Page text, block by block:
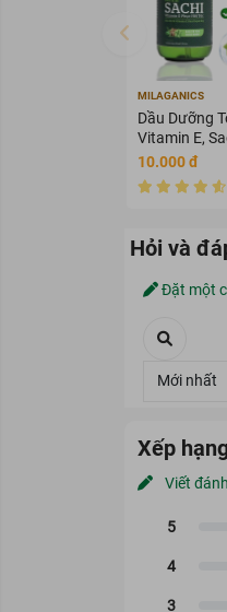
MILAGANICS
Dầu Dưỡng
Vitamin E,
Tóc 80ml
10.000 đ
Hỏi và
Đặt một
Xếp
Viết